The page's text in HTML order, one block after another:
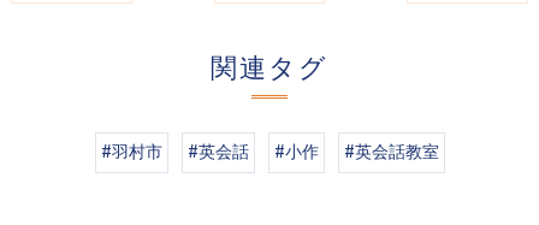
関連タグ
#羽村市 #英会話 #小作 #英会話教室